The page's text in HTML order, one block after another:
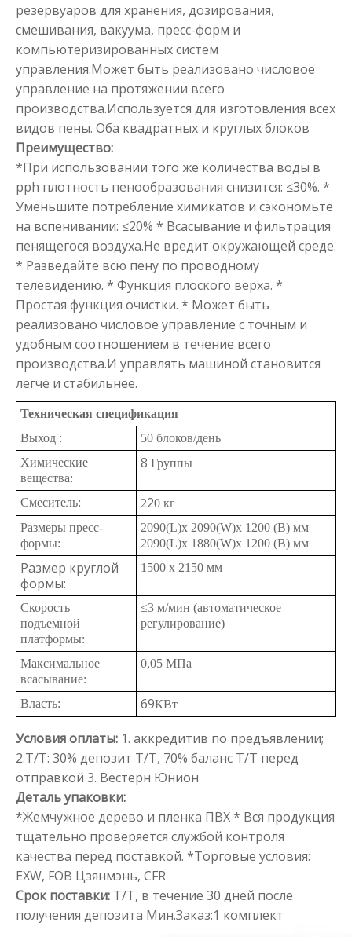
резервуаров для хранения, дозирования,
смешивания, вакуума, пресс-форм и
компьютеризированных систем
управления.Может быть реализовано числовое
управление на протяжении всего
производства.Используется для изготовления всех
видов пены. Оба квадратных и круглых блоков
Преимущество:
*При использовании того же количества воды в
pph плотность пенообразования снизится: ≤30%. *
Уменьшите потребление химикатов и сэкономьте
на вспенивании: ≤20% * Всасывание и фильтрация
пенящегося воздуха.Не вредит окружающей среде.
* Разведайте всю пену по проводному
телевидению. * Функция плоского верха. *
Простая функция очистки. * Может быть
реализовано числовое управление с точным и
удобным соотношением в течение всего
производства.И управлять машиной становится
легче и стабильнее.
Техническая спецификация
Выход :
50 блоков/день
Химические
вещества:
8 Группы
Смеситель: 220 кг
Размеры пресс-
формы:
2090(L)х 2090(W)х 1200 (В) мм
2090(L)х 1880(W)х 1200 (В) мм
Размер круглой
формы:
1500 х 2150 мм
Скорость
подъемной
платформы:
≤3 м/мин (автоматическое
регулирование)
Максимальное
всасывание:
0,05 МПа
Власть: 69КВт
Условия оплаты: 1. аккредитив по предъявлении;
2.T/T: 30% депозит T/T, 70% баланс T/T перед
отправкой 3. Вестерн Юнион
Деталь упаковки:
*Жемчужное дерево и пленка ПВХ* Вся продукция
тщательно проверяется службой контроля
качества перед поставкой. *Торговые условия:
EXW, FOB Цзянмэнь, CFR
Срок поставки: T/T, в течение 30 дней после
получения депозита Мин.Заказ:1 комплект